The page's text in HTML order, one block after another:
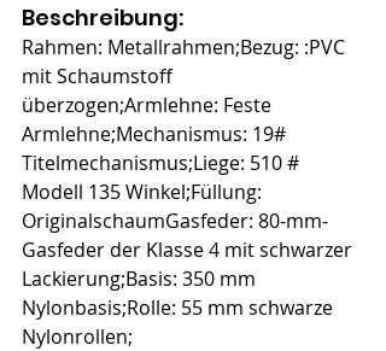
Beschreibung:
Rahmen: Metallrahmen;Bezug: :PVC
mit Schaumstoff
überzogen;Armlehne: Feste
Armlehne;Mechanismus: 19#
Titelmechanismus;Liege: 510 #
Modell 135 Winkel;Füllung:
OriginalschaumGasfeder: 80-mm-
Gasfeder der Klasse 4 mit schwarzer
Lackierung;Basis: 350 mm
Nylonbasis;Rolle: 55 mm schwarze
Nylonrollen;